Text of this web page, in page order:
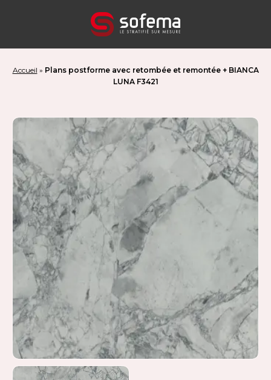
Accueil » Plans postforme avec retombée et remontée + BIANCA
LUNA F3421